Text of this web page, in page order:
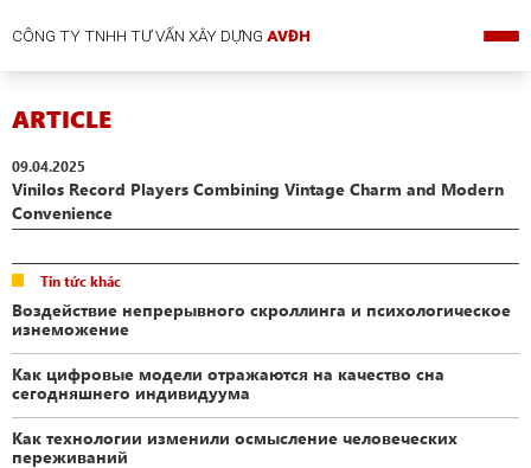
CÔNG TY TNHH TƯ VẤN XÂY DỰNGAVĐH
ARTICLE
09.04.2025
Vinilos Record Players Combining Vintage Charm and Modern
Convenience
Tin tức khác
Воздействие непрерывного скроллинга и психологическое
изнеможение
Как цифровые модели отражаются на качество сна
сегодняшнего индивидуума
Как технологии изменили осмысление человеческих
переживаний